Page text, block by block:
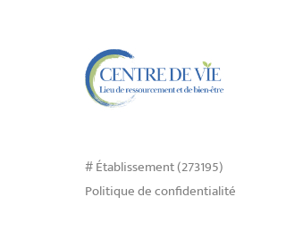
# Établissement (273195)
Politique de confidentialité